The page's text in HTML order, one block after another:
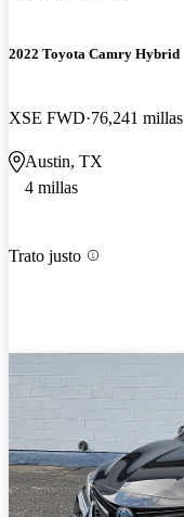
2022 Toyota Camry Hybrid
XSE FWD 76,241 millas
Austin, TX
4 millas
Trato justo